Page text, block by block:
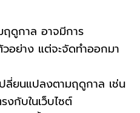
ดูกาล อาจมีการ
อย่าง แต่จะจัดทำออกมา
ปลี่ยนแปลงตามฤดูกาล เช่น
งกับในเว็บไซต์